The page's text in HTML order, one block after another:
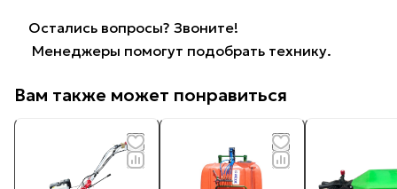
Остались вопросы? Звоните!
Менеджеры помогут подобрать технику.
Вам также может понравиться